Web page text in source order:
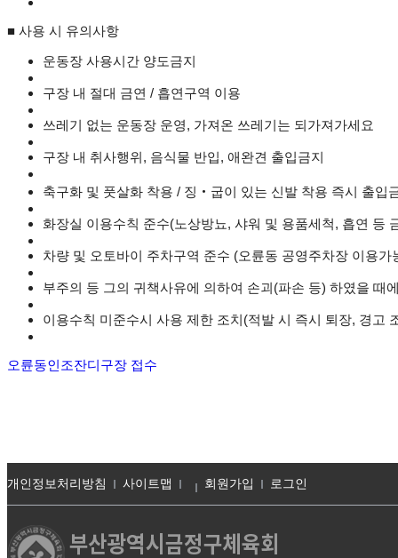
■ 사용 시 유의사항
운동장 사용시간 양도금지
구장 내 절대 금연 / 흡연구역 이용
쓰레기 없는 운동장 운영, 가져온 쓰레기는 되가져가세요
구장 내 취사행위, 음식물 반입, 애완견 출입금지
축구화 및 풋살화 착용 / 징‧굽이 있는 신발 착용 즉시 출입
화장실 이용수칙 준수(노상방뇨, 샤워 및 용품세척, 흡연 등
차량 및 오토바이 주차구역 준수 (오륜동 공영주차장 이용가
부주의 등 그의 귀책사유에 의하여 손괴(파손 등) 하였을 때
이용수칙 미준수시 사용 제한 조치(적발 시 즉시 퇴장, 경고
오륜동인조잔디구장 접수
개인정보처리방침 사이트맵 회원가입 로그인